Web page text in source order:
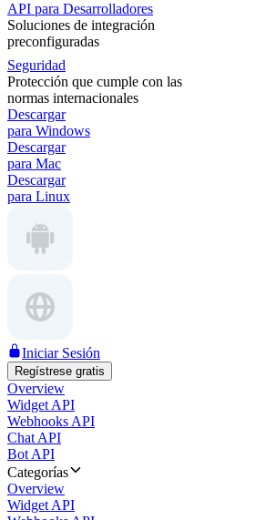
API para Desarrolladores
Soluciones de integración
preconfiguradas
Seguridad
Protección que cumple con las
normas internacionales
Descargar
para Windows
Descargar
para Mac
Descargar
para Linux
Iniciar Sesión
Regístrese gratis
Overview
Widget API
Webhooks API
Chat API
Bot API
Categorías
Overview
Widget API